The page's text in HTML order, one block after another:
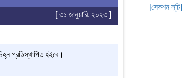
[সেকশন সূচি]
[ ৩১ জানুয়ারি, ২০২৩ ]
প্রতিস্থাপিত হইবে।